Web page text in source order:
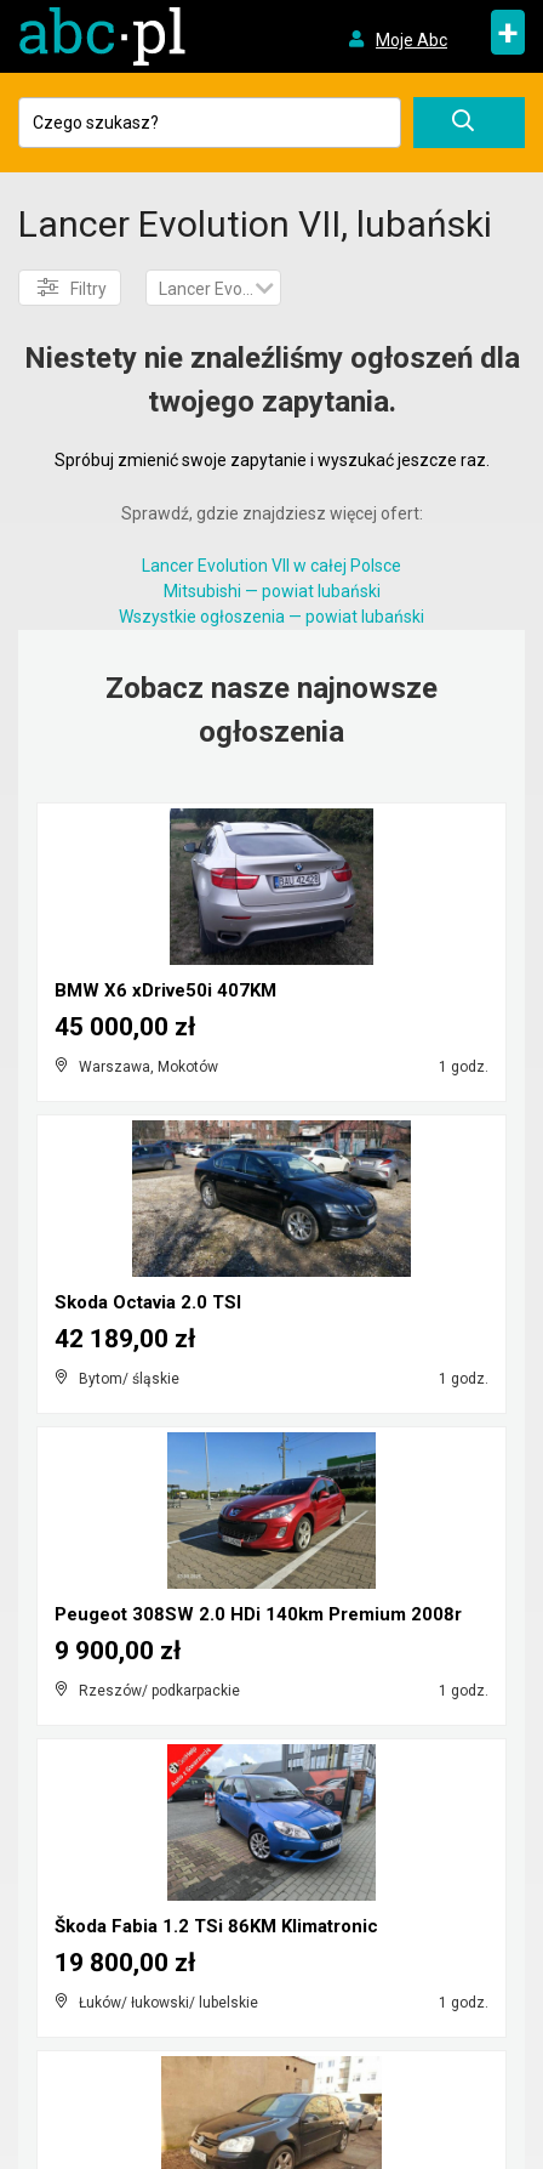
Moje Abc +
Lancer Evolution VII, lubański
Filtry Lancer Evolution VII
Niestety nie znaleźliśmy ogłoszeń dla
twojego zapytania.
Spróbuj zmienić swoje zapytanie i wyszukać jeszcze raz.
Sprawdź, gdzie znajdziesz więcej ofert:
Lancer Evolution VII w całej Polsce
Mitsubishi — powiat lubański
Wszystkie ogłoszenia — powiat lubański
Zobacz nasze najnowsze
ogłoszenia
BMW X6 xDrive50i 407KM
Warszawa, Mokotów 1 godz.
45 000,00 zł
Skoda Octavia 2.0 TSI
Bytom/ śląskie 1 godz.
42 189,00 zł
Peugeot 308SW 2.0 HDi 140km Premium 2008r
Rzeszów/ podkarpackie 1 godz.
9 900,00 zł
Škoda Fabia 1.2 TSi 86KM Klimatronic
Łuków/ łukowski/ lubelskie 1 godz.
19 800,00 zł